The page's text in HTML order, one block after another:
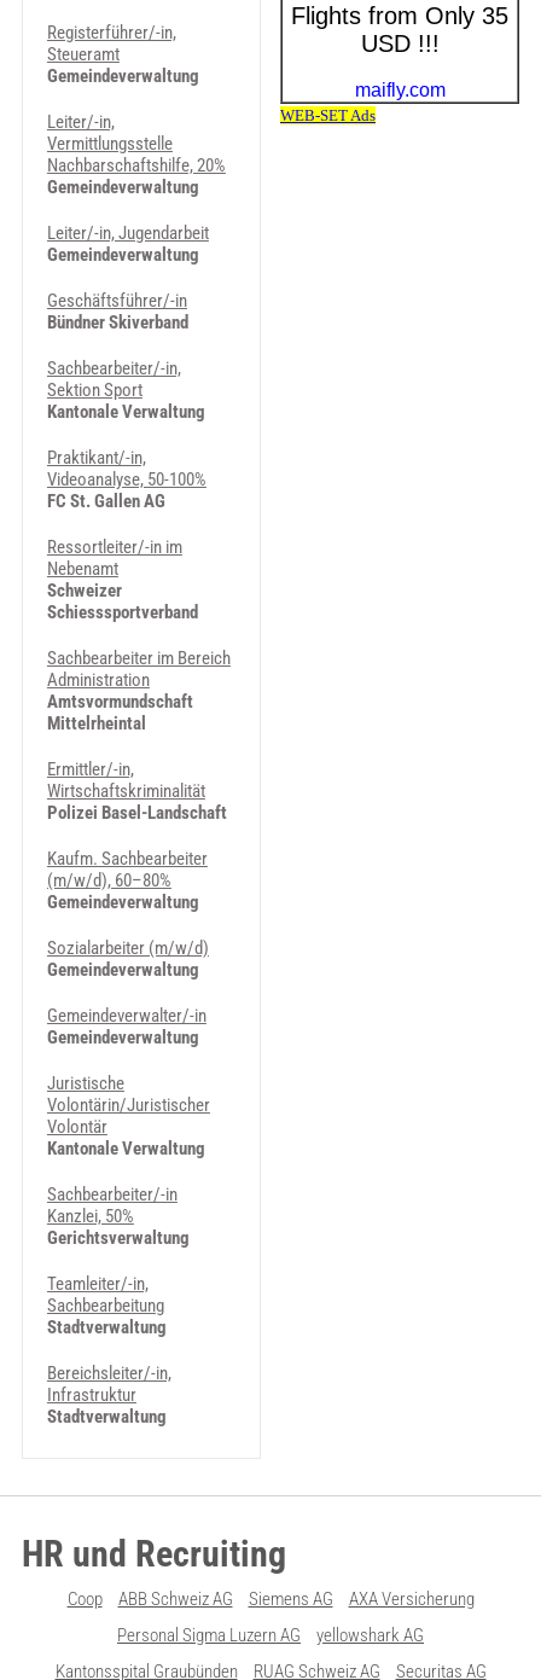
Registerführer/-in,
Steueramt
Gemeindeverwaltung
Leiter/-in,
Vermittlungsstelle
Nachbarschaftshilfe, 20%
Gemeindeverwaltung
Leiter/-in, Jugendarbeit
Gemeindeverwaltung
Geschäftsführer/-in
Bündner Skiverband
Sachbearbeiter/-in,
Sektion Sport
Kantonale Verwaltung
Praktikant/-in,
Videoanalyse, 50-100%
FC St. Gallen AG
Ressortleiter/-in im
Nebenamt
Schweizer
Schiesssportverband
Sachbearbeiter im Bereich
Administration
Amtsvormundschaft
Mittelrheintal
Ermittler/-in,
Wirtschaftskriminalität
Polizei Basel-Landschaft
Kaufm. Sachbearbeiter
(m/w/d), 60–80%
Gemeindeverwaltung
Sozialarbeiter (m/w/d)
Gemeindeverwaltung
Gemeindeverwalter/-in
Gemeindeverwaltung
Juristische
Volontärin/Juristischer
Volontär
Kantonale Verwaltung
Sachbearbeiter/-in
Kanzlei, 50%
Gerichtsverwaltung
Teamleiter/-in,
Sachbearbeitung
Stadtverwaltung
Bereichsleiter/-in,
Infrastruktur
Stadtverwaltung
HR und Recruiting
Coop ABB Schweiz AG Siemens AG
AXA Versicherung
Personal Sigma Luzern AG
yellowshark AG
Kantonsspital Graubünden
RUAG Schweiz AG Securitas AG